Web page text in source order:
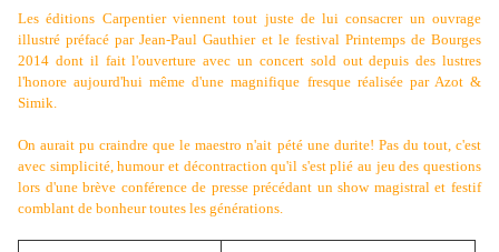
Les éditions Carpentier viennent tout juste de lui consacrer un ouvrage
illustré préfacé par Jean-Paul Gauthier et le festival Printemps de Bourges
2014 dont il fait l'ouverture avec un concert sold out depuis des lustres
l'honore aujourd'hui même d'une magnifique fresque réalisée par Azot &
Simik.
On aurait pu craindre que le maestro n'ait pété une durite! Pas du tout, c'est
avec simplicité, humour et décontraction qu'il s'est plié au jeu des questions
lors d'une brève conférence de presse précédant un show magistral et festif
comblant de bonheur toutes les générations.